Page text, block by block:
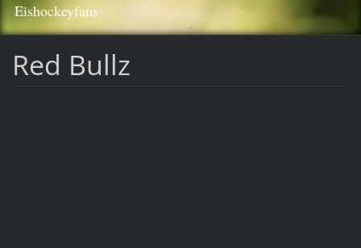
Eishockeyfans
Red Bullz